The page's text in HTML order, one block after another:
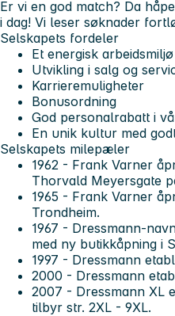
Er vi en god match? Da
i dag! Vi leser søknader
Selskapets fordeler
Et energisk arbeidsmiljø
Utvikling i salg og
Karrieremuligheter
Bonusordning
God personalrabatt i
En unik kultur med
Selskapets milepæler
1962 - Frank Varner
Thorvald Meyersgate
1965 - Frank Varner
Trondheim.
1967 - Dressmann-
med ny butikkåpning i
1997 - Dressmann
2000 - Dressmann
2007 - Dressmann XL
tilbyr str. 2XL - 9XL.